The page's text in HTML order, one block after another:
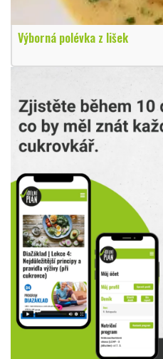
Výborná polévka z lišek